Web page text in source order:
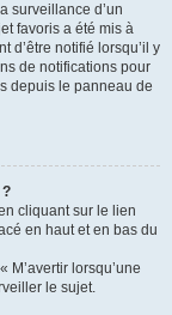
surveillance d’un
favoris a été mis à
d’être notifié lorsqu’il y
de notifications pour
depuis le panneau de
cliquant sur le lien
en haut et en bas du
M’avertir lorsqu’une
le sujet.